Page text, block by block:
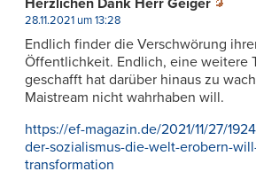
Herzlichen Dank Herr Geiger
28.11.2021 um 13:28
Endlich finder die Verschwörung
Öffentlichkeit. Endlich, eine weitere
geschafft hat darüber hinaus zu
Maistream nicht wahrhaben will.
https://ef-magazin.de/2021/11/27/
der-sozialismus-die-welt-erobern-
transformation